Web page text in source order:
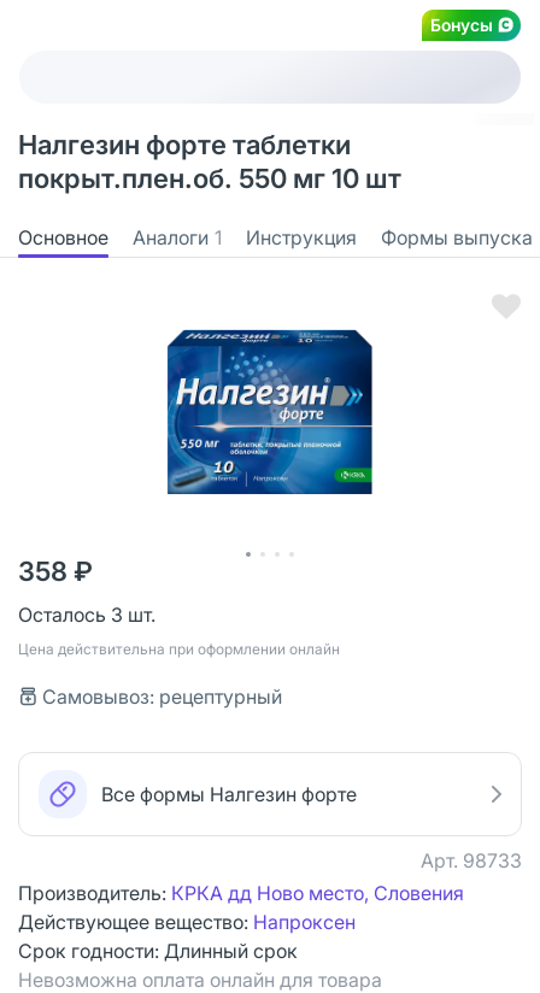
Бонусы
Налгезин форте таблетки
покрыт.плен.об. 550 мг 10 шт
Основное Аналоги 1 Инструкция Формы выпуска
358 ₽
Осталось 3 шт.
Цена действительна при оформлении онлайн
Самовывоз: рецептурный
Все формы Налгезин форте
Арт. 98733
Производитель: КРКА дд Ново место, Словения
Действующее вещество: Напроксен
Срок годности: Длинный срок
Невозможна оплата онлайн для товара